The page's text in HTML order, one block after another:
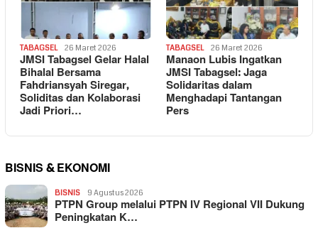
TABAGSEL 26 Maret 2026
JMSI Tabagsel Gelar Halal
Bihalal Bersama
Fahdriansyah Siregar,
Soliditas dan Kolaborasi
Jadi Priori…
TABAGSEL 26 Maret 2026
Manaon Lubis Ingatkan
JMSI Tabagsel: Jaga
Solidaritas dalam
Menghadapi Tantangan
Pers
BISNIS & EKONOMI
BISNIS 9 Agustus 2026
PTPN Group melalui PTPN IV Regional VII Dukung
Peningkatan K…